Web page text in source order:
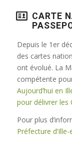
CARTE
Depuis le 1er
des cartes
ont évolué. La
compétente
Aujourd’hui en
pour délivrer les
Pour plus
Préfecture d’Ille-